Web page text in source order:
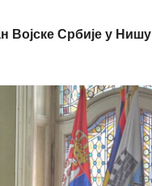
Србије у Нишу